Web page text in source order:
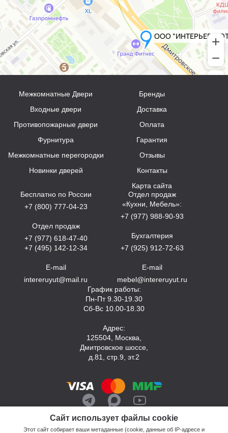
Сайт использует файлы cookie
Этот сайт собирает ваши метаданные (cookie, данные об IP-адресе и
Межкомнатные Двери
Входные двери
Противопожарные двери
Фурнитура
Межкомнатные перегородки
Новинки дверей
Бренды
Доставка
Оплата
Гарантия
Отзывы
Контакты
Карта сайта
Бесплатно по России
+7 (800) 777-04-23
Отдел продаж
+7 (977) 618-47-40
+7 (495) 142-12-34
E-mail
intereruyut@mail.ru
Отдел продаж
«Кухни, Мебель»:
+7 (977) 988-90-93
Бухгалтерия
+7 (925) 912-72-63
E-mail
mebel@intereruyut.ru
График работы:
Пн-Пт 9.30-19.30
Сб-Вс 10.00-18.30
Адрес:
125504, Москва,
Дмитровское шоссе,
д.81, стр.9, эт.2